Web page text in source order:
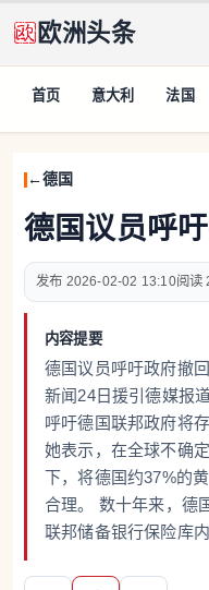
欧洲头条
首页 意大利 法国
德国
德国议员呼
2026-02-02 13:10
内容提要
德国议员呼吁政府撤
新闻24日援引德媒报
呼吁德国联邦政府将
她表示，在全球不确
下，将德国约37%的
合理。 数十年来，德
联邦储备银行保险库